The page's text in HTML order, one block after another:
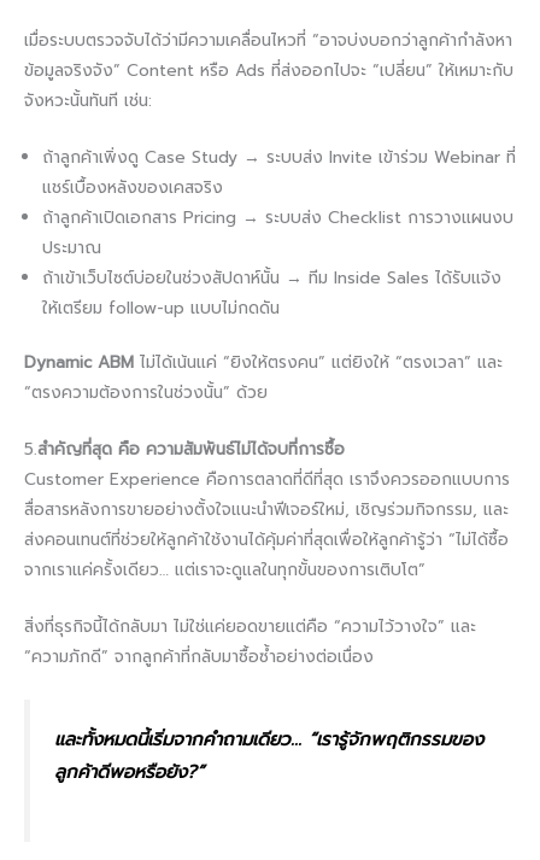
เมื่อระบบตรวจจับได้ว่ามีความเคลื่อนไหวที่ “อาจบ่งบอกว่าลูกค้ากำลังหา
ข้อมูลจริงจัง” Content หรือ Ads ที่ส่งออกไปจะ “เปลี่ยน” ให้เหมาะกับ
จังหวะนั้นทันที เช่น:
ถ้าลูกค้าเพิ่งดู Case Study → ระบบส่ง Invite เข้าร่วม Webinar ที่
แชร์เบื้องหลังของเคสจริง
ถ้าลูกค้าเปิดเอกสาร Pricing → ระบบส่ง Checklist การวางแผนงบ
ประมาณ
ถ้าเข้าเว็บไซต์บ่อยในช่วงสัปดาห์นั้น → ทีม Inside Sales ได้รับแจ้ง
ให้เตรียม follow-up แบบไม่กดดัน
Dynamic ABM ไม่ได้เน้นแค่ “ยิงให้ตรงคน” แต่ยิงให้ “ตรงเวลา” และ
“ตรงความต้องการในช่วงนั้น” ด้วย
5.สำคัญที่สุด คือ ความสัมพันธ์ไม่ได้จบที่การซื้อ
Customer Experience คือการตลาดที่ดีที่สุด เราจึงควรออกแบบการ
สื่อสารหลังการขายอย่างตั้งใจแนะนำฟีเจอร์ใหม่, เชิญร่วมกิจกรรม, และ
ส่งคอนเทนต์ที่ช่วยให้ลูกค้าใช้งานได้คุ้มค่าที่สุดเพื่อให้ลูกค้ารู้ว่า “ไม่ได้ซื้อ
จากเราแค่ครั้งเดียว… แต่เราจะดูแลในทุกขั้นของการเติบโต”
สิ่งที่ธุรกิจนี้ได้กลับมา ไม่ใช่แค่ยอดขายแต่คือ “ความไว้วางใจ” และ
“ความภักดี” จากลูกค้าที่กลับมาซื้อซ้ำอย่างต่อเนื่อง
และทั้งหมดนี้เริ่มจากคำถามเดียว… “เรารู้จักพฤติกรรมของ
ลูกค้าดีพอหรือยัง?”